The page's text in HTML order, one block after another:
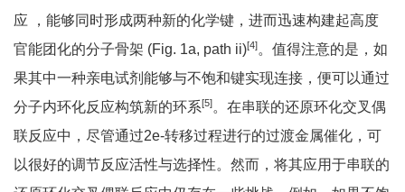
应 ，能够同时形成两种新的化学键，进而迅速构建起高度
官能团化的分子骨架 (Fig. 1a, path ii)[4]。值得注意的是，如
果其中一种亲电试剂能够与不饱和键实现连接，便可以通过
分子内环化反应构筑新的环系[5]。在串联的还原环化交叉偶
联反应中，尽管通过2e-转移过程进行的过渡金属催化，可
以很好的调节反应活性与选择性。然而，将其应用于串联的